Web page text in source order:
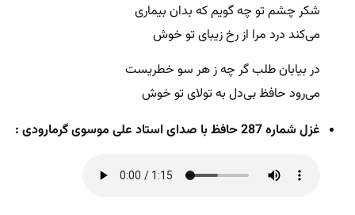
شکر چشم تو چه گویم که بدان بیماری
می‌کند درد مرا از رخ زیبای تو خوش
در بیابان طلب گر چه ز هر سو خطریست
می‌رود حافظ بی‌دل به تولای تو خوش
غزل شماره 287 حافظ با صدای استاد علی موسوی گرمارودی :